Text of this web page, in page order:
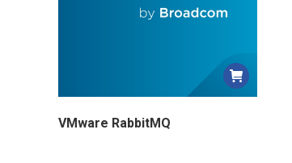
VMware RabbitMQ